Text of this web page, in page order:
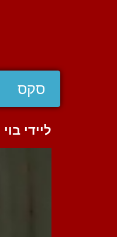
סקס
ליידי